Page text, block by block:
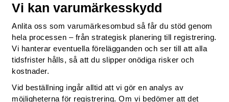
Vi kan varumärkesskydd
Anlita oss som varumärkesombud så får du stöd genom
hela processen – från strategisk planering till registrering.
Vi hanterar eventuella förelägganden och ser till att alla
tidsfrister hålls, så att du slipper onödiga risker och
kostnader.
Vid beställning ingår alltid att vi gör en analys av
möjligheterna för registrering. Om vi bedömer att det